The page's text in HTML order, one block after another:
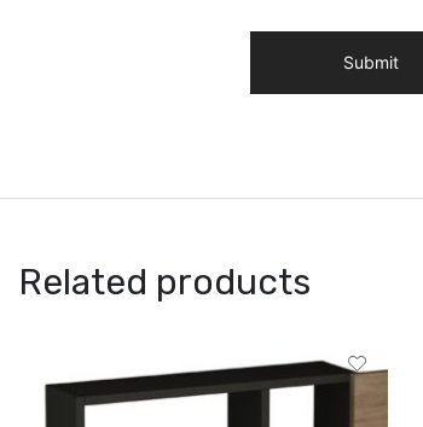
Related products